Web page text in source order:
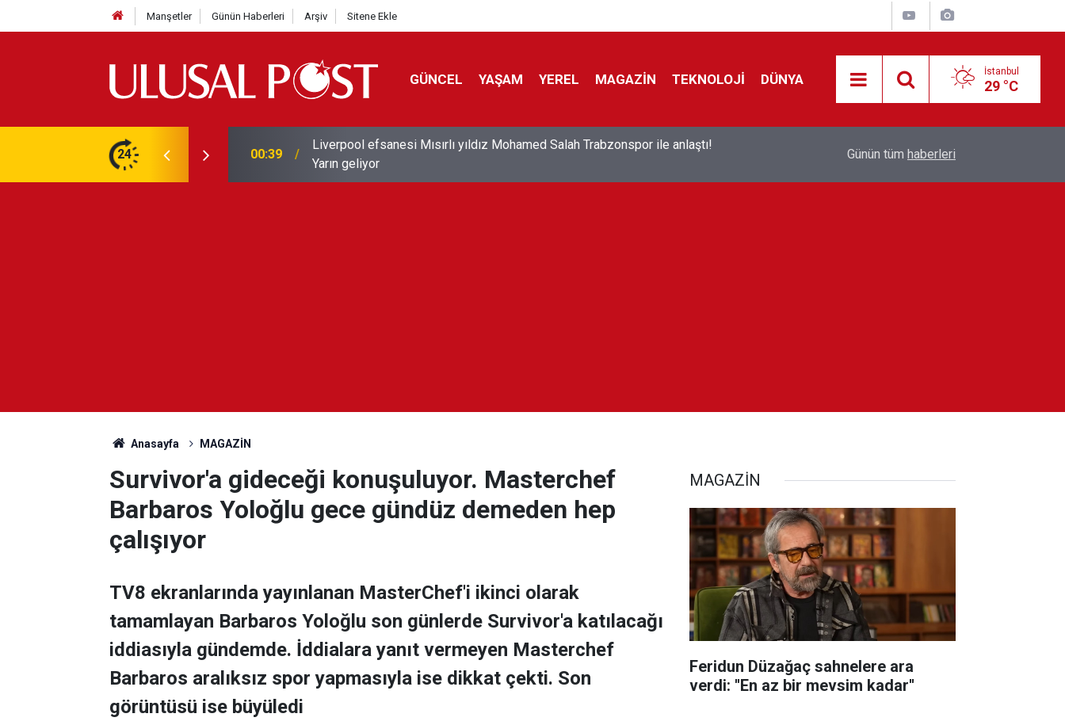
Manşetler Günün Haberleri Arşiv Sitene Ekle
GÜNCEL YAŞAM YEREL MAGAZİN TEKNOLOJİ DÜNYA İstanbul
29 °C
24 00:39
Liverpool efsanesi Mısırlı yıldız Mohamed Salah Trabzonspor ile anlaştı!
Yarın geliyor
Feridun Düzağaç sahnelere ara verdi: ''En az
Günün tüm haberleri
Anasayfa MAGAZİN
Survivor'a gideceği konuşuluyor. Masterchef
Barbaros Yoloğlu gece gündüz demeden hep
çalışıyor
TV8 ekranlarında yayınlanan MasterChef'i ikinci olarak
tamamlayan Barbaros Yoloğlu son günlerde Survivor'a katılacağı
iddiasıyla gündemde. İddialara yanıt vermeyen Masterchef
Barbaros aralıksız spor yapmasıyla ise dikkat çekti. Son
görüntüsü ise büyüledi
MAGAZİN
Feridun Düzağaç sahnelere ara
verdi: ''En az bir mevsim kadar''